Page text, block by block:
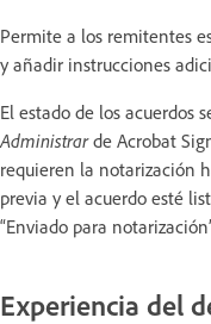
Permite a los remitentes
y añadir instrucciones
El estado de los acuerdos
Administrarde Acrobat
requieren la notarización
previa y el acuerdo esté
“Enviado para
Experiencia del